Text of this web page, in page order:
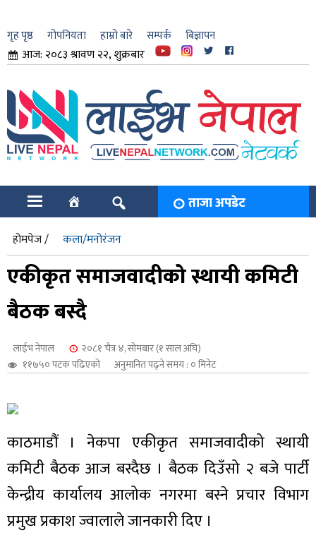
गृह पृष्ठ गोपनियता हाम्रो बारे सम्पर्क बिज्ञापन
आज: २०८३ श्रावण २२, शुक्रबार
ताजा अपडेट
होमपेज / कला/मनोरंजन
एकीकृत समाजवादीको स्थायी कमिटी
बैठक बस्दै
लाईभ नेपाल
२०८१ चैत्र ४, सोमबार (१ साल अघि)
११७५० पटक पढिएको
अनुमानित पढ्ने समय : ० मिनेट
काठमाडौं । नेकपा एकीकृत समाजवादीको स्थायी
कमिटी बैठक आज बस्दैछ । बैठक दिउँसो २ बजे पार्टी
केन्द्रीय कार्यालय आलोक नगरमा बस्ने प्रचार विभाग
प्रमुख प्रकाश ज्वालाले जानकारी दिए ।